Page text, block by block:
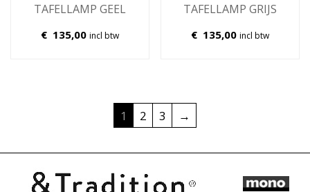
TAFELLAMP GEEL
€ 135,00 incl btw
TAFELLAMP GRIJS
€ 135,00 incl btw
1 2 3 →